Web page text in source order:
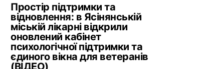
Простір підтримки та
відновлення: в Ясінянській
міській лікарні відкрили
оновлений кабінет
психологічної підтримки та
єдиного вікна для ветеранів
(ВІДЕО)